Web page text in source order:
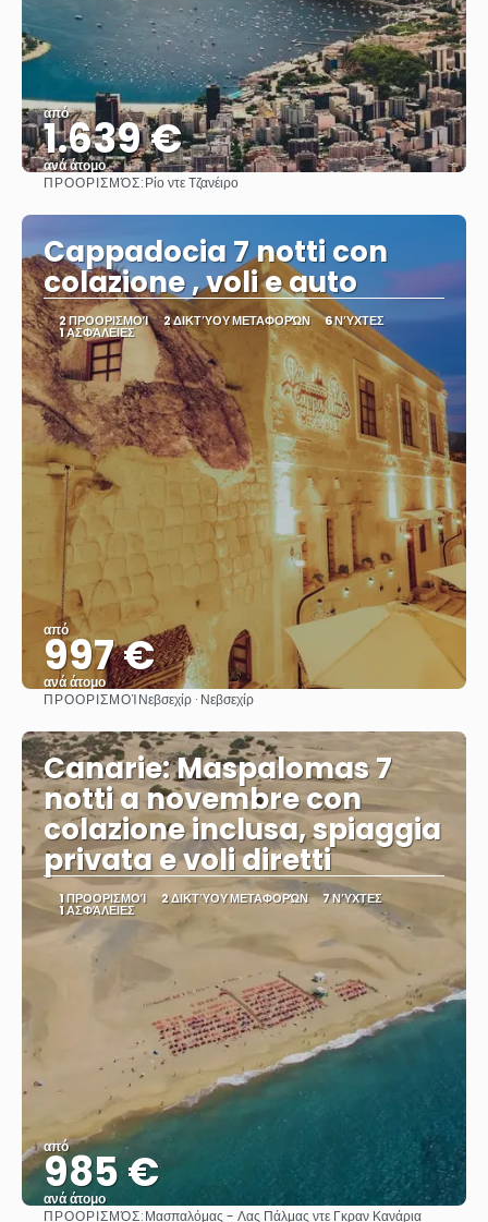
από
1.639 €
ανά άτομο
Βλέπω
ΠΡΟΟΡΙΣΜΌΣ:Ρίο ντε Τζανέιρο
Cappadocia 7 notti con
colazione , voli e auto
2 ΠΡΟΟΡΙΣΜΟΊ 2 ΔΙΚΤΎΟΥ ΜΕΤΑΦΟΡΏΝ 6 ΝΎΧΤΕΣ
1 ΑΣΦΆΛΕΙΕΣ
από
997 €
ανά άτομο
Βλέπω
ΠΡΟΟΡΙΣΜΟΊΝεβσεχίρ · Νεβσεχίρ
Canarie: Maspalomas 7
notti a novembre con
colazione inclusa, spiaggia
privata e voli diretti
1 ΠΡΟΟΡΙΣΜΟΊ 2 ΔΙΚΤΎΟΥ ΜΕΤΑΦΟΡΏΝ 7 ΝΎΧΤΕΣ
1 ΑΣΦΆΛΕΙΕΣ
από
985 €
ανά άτομο
ΠΡΟΟΡΙΣΜΌΣ:Μασπαλόμας - Λας Πάλμας ντε Γκραν Κανάρια